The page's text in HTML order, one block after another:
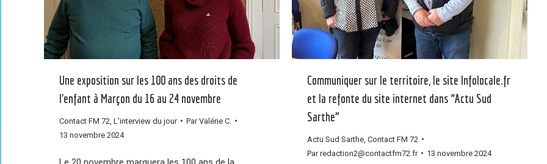
Une exposition sur les 100 ans des droits de
l’enfant à Marçon du 16 au 24 novembre
Contact FM 72 L'interview du jour ParValérie C.
13 novembre 2024
Communiquer sur le territoire, le site Infolocale.fr
et la refonte du site internet dans “Actu Sud
Sarthe”
Actu Sud Sarthe Contact FM 72
Parredaction2@contactfm72.fr 13 novembre 2024